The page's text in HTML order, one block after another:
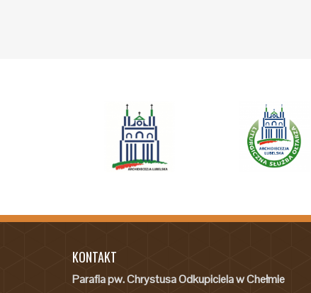
KONTAKT
Parafia pw. Chrystusa Odkupiciela w Chełmie